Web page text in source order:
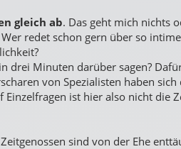
gleich ab. Das geht mich nichts
redet schon gern über so intime
drei Minuten darüber sagen?
von Spezialisten haben sich
Einzelfragen ist hier also nicht die
sind von der Ehe